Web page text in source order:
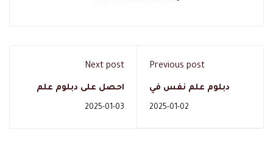
Previous post
دبلوم علم نفس في
2025-01-02
Next post
احصل على دبلوم علم
2025-01-03